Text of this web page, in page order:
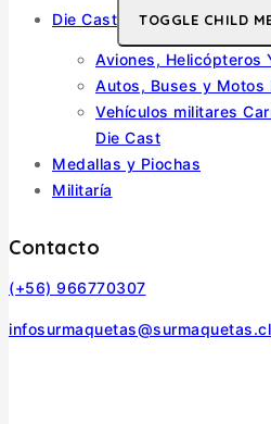
Die Cast TOGGLE CHILD
Aviones, Helicópteros
Autos, Buses y Motos
Vehículos militares
Die Cast
Medallas y Piochas
Militaría
Contacto
(+56) 966770307
infosurmaquetas@surmaquetas.cl